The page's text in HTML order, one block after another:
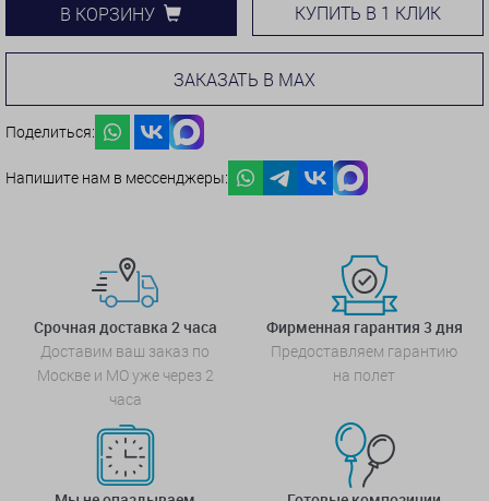
В КОРЗИНУ КУПИТЬ В 1 КЛИК
ЗАКАЗАТЬ В MAX
Поделиться:
Напишите нам в мессенджеры:
Срочная доставка 2 часа
Доставим ваш заказ по
Москве и МО уже через 2
часа
Фирменная гарантия 3 дня
Предоставляем гарантию
на полет